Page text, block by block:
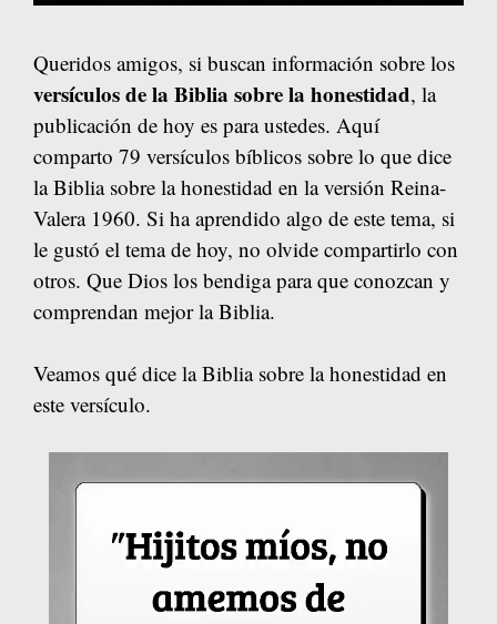
Queridos amigos, si buscan información sobre los
versículos de la Biblia sobre la honestidad, la
publicación de hoy es para ustedes. Aquí
comparto 79 versículos bíblicos sobre lo que dice
la Biblia sobre la honestidad en la versión Reina-
Valera 1960. Si ha aprendido algo de este tema, si
le gustó el tema de hoy, no olvide compartirlo con
otros. Que Dios los bendiga para que conozcan y
comprendan mejor la Biblia.
Veamos qué dice la Biblia sobre la honestidad en
este versículo.